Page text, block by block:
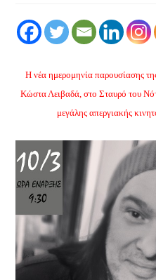
Η νέα ημερομηνία παρουσίασης
Κώστα Λειβαδά, στο Σταυρό του
μεγάλης απεργιακής